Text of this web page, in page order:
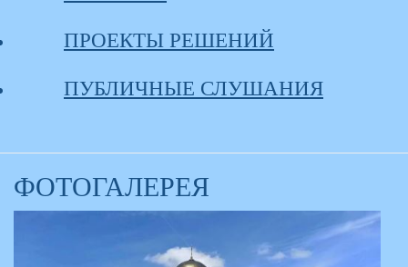
ПРОЕКТЫ РЕШЕНИЙ
ПУБЛИЧНЫЕ СЛУШАНИЯ
ФОТОГАЛЕРЕЯ